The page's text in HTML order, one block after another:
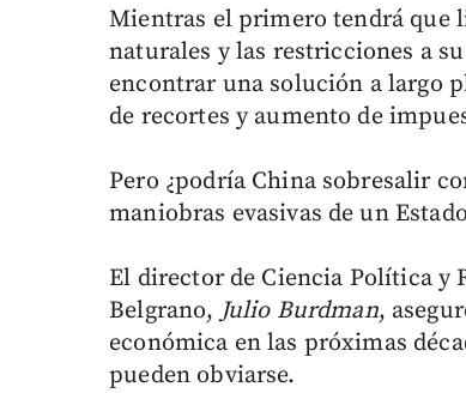
Mientras el primero tendrá que
naturales y las restricciones a
encontrar una solución a largo
de recortes y aumento de
Pero ¿podría China sobresalir
maniobras evasivas de un
El director de Ciencia Política y
Belgrano,Julio Burdman,
económica en las próximas
pueden obviarse.